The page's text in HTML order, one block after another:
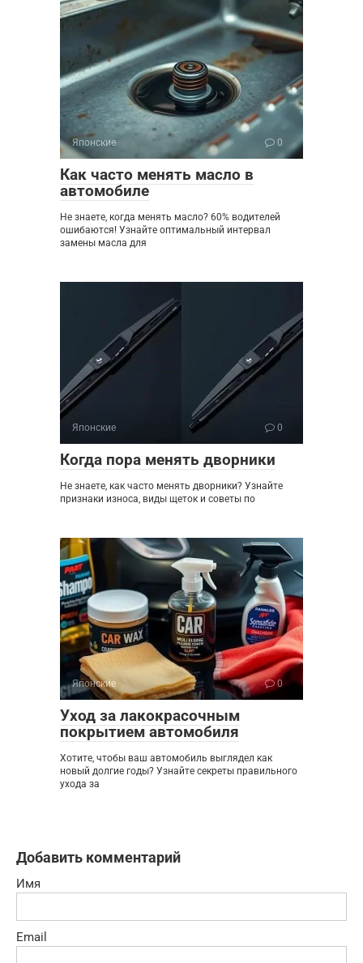
Японские 0
Как часто менять масло в
автомобиле
Не знаете, когда менять масло? 60% водителей
ошибаются! Узнайте оптимальный интервал
замены масла для
Японские 0
Когда пора менять дворники
Не знаете, как часто менять дворники? Узнайте
признаки износа, виды щеток и советы по
Японские 0
Уход за лакокрасочным
покрытием автомобиля
Хотите, чтобы ваш автомобиль выглядел как
новый долгие годы? Узнайте секреты правильного
ухода за
Добавить комментарий
Имя
Email